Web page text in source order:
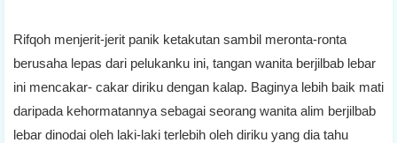
Rifqoh menjerit-jerit panik ketakutan sambil meronta-ronta
berusaha lepas dari pelukanku ini, tangan wanita berjilbab lebar
ini mencakar- cakar diriku dengan kalap. Baginya lebih baik mati
daripada kehormatannya sebagai seorang wanita alim berjilbab
lebar dinodai oleh laki-laki terlebih oleh diriku yang dia tahu